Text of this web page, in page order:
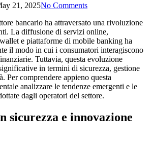
21, 2025No Comments
bancario ha attraversato una rivoluzione
La diffusione di servizi online,
e piattaforme di mobile banking ha
il modo in cui i consumatori interagiscono
Tuttavia, questa evoluzione
in termini di sicurezza, gestione
Per comprendere appieno questa
analizzare le tendenze emergenti e le
dagli operatori del settore.
sicurezza e innovazione